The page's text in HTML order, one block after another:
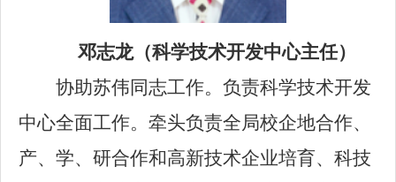
邓志龙（科学技术开发中心主任）
协助苏伟同志工作。负责科学技术开发
中心全面工作。牵头负责全局校企地合作、
产、学、研合作和高新技术企业培育、科技